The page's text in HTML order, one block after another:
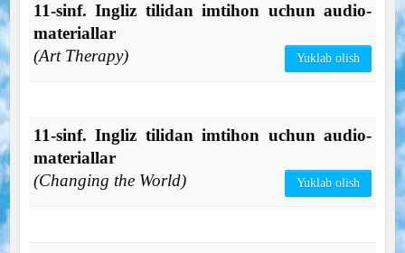
11-sinf. Ingliz tilidan imtihon uchun audio-
materiallar
(Art Therapy)
Yuklab olish
11-sinf. Ingliz tilidan imtihon uchun audio-
materiallar
(Changing the World)
Yuklab olish